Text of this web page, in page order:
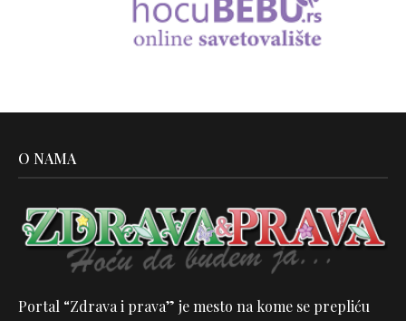
O NAMA
Portal “Zdrava i prava” je mesto na kome se prepliću